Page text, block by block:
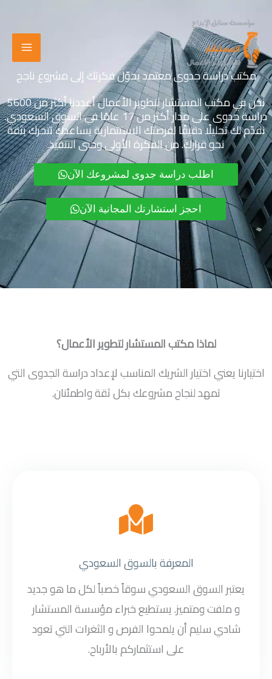
المحتوى
مكتب دراسة جدوى معتمد يحوّل فكرتك إلى مشروع ناجح
نحن في مكتب المستشار لتطوير الأعمال أعددنا أكثر من 5600
دراسة جدوى على مدار أكثر من 17 عامًا في السوق السعودي.
نقدّم لك تحليلًا دقيقًا لفرصتك الاستثمارية يساعدك تتحرك بثقة
نحو قرارك. من الفكرة الأولى وحتى التنفيذ.
اطلب دراسة جدوى لمشروعك الآن
احجز استشارتك المجانية الآن
لماذا مكتب المستشار لتطوير الأعمال؟
اختيارنا يعني اختيار الشريك المناسب لإعداد دراسة الجدوى التي
تمهد لنجاح مشروعك بكل ثقة واطمئنان.
المعرفة بالسوق السعودي
يعتبر السوق السعودي سوقاً خصباً لكل ما هو جديد
و ملفت ومتميز. يستطيع خبراء مؤسسة المستشار
شادي سليم أن يلمحوا الفرص و الثغرات التي تعود
على استثماركم بالأرباح.